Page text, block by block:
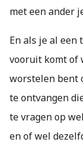
met een ander
En als je al
vooruit komt of
worstelen bent
te ontvangen
te vragen op
en of wel